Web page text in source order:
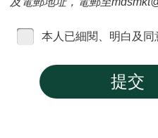
本人已細閱、明白及同
提交